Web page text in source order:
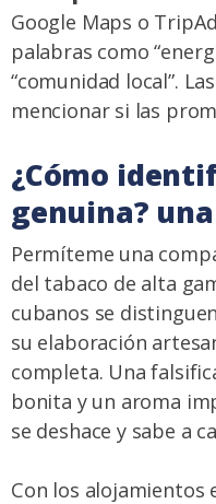
Google Maps o
palabras como
“comunidad local”.
mencionar si las
¿Cómo
genuina?
Permíteme una
del tabaco de alta
cubanos se
su elaboración
completa. Una
bonita y un aroma
se deshace y sabe a
Con los alojamientos